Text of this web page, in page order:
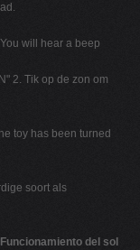
will hear a beep
2. Tik op de zon om
toy has been turned
soort als
Funcionamiento del sol